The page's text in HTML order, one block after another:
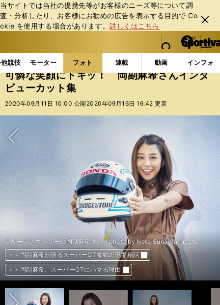
当サイトでは当社の提携先等がお客様のニーズ等について調
査・分析したり、お客様にお勧めの広告を表⽰する⽬的で Co
okie を使⽤する場合があります。詳しくはこちら
閉じ
る
web Sportiva (webスポルティーバ)
検索
マイペ
ー
ジ
メニュ
競技 モーター フォト 連載 動画 インフォ
b
ス
ポ
ル
バ
フォトギャラリー スポーツビーナスギャラリー 可
可憐な笑顔にドキッ！ 岡副麻希さんインタ
ビューカット集
2020年09月11日 10:00 公開 2020年09月16日 16:42 更新
次へ
フリーアナウンサーの岡副麻希さん。photo by Noto Sunao(a presto)
＞＞岡副麻希が語るスーパーGT激戦の現場秘話
＞＞岡副麻希、スーパーGTにハマる理由
＞＞岡副麻希が語るスーパーGT激戦の現場秘話
＞＞岡副麻希、スーパーGTにハマる理由
＞＞岡副麻希が語るスーパーGT激戦の現場秘話
＞＞岡副麻希、スーパーGTにハマる理由
＞＞岡副麻希が語るスーパーGT激戦の現場秘話
＞＞岡副麻希、スーパーGTにハマる理由
＞＞岡副麻希が語るスーパーGT激戦の現場秘話
＞＞岡副麻希、スーパーGTにハマる理由
＞＞岡副麻希が語るスーパーGT激戦の現場秘話
＞＞岡副麻希、スーパーGTにハマる理由
＞＞岡副麻希が語るスーパーGT激戦の現場秘話
＞＞岡副麻希、スーパーGTにハマる理由
＞＞岡副麻希が語るスーパーGT激戦の現場秘話
＞＞岡副麻希、スーパーGTにハマる理由
＞＞岡副麻希が語るスーパーGT激戦の現場秘話
＞＞岡副麻希、スーパーGTにハマる理由
＞＞岡副麻希が語るスーパーGT激戦の現場秘話
＞＞岡副麻希、スーパーGTにハマる理由
前へ